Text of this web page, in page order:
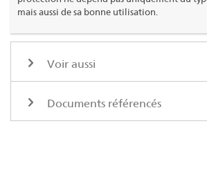
mais aussi de sa bonne utilisation.
Voir aussi
Documents référencés